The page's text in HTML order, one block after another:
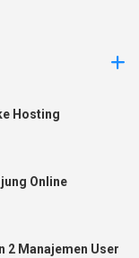
Hosting
Online
2 Manajemen User